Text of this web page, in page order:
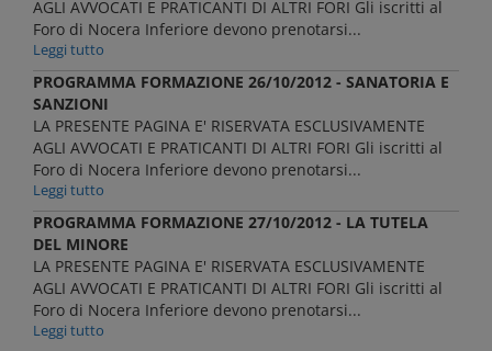
AGLI AVVOCATI E PRATICANTI DI ALTRI FORI Gli iscritti al
Foro di Nocera Inferiore devono prenotarsi...
Leggi tutto
PROGRAMMA FORMAZIONE 26/10/2012 - SANATORIA E
SANZIONI
LA PRESENTE PAGINA E' RISERVATA ESCLUSIVAMENTE
AGLI AVVOCATI E PRATICANTI DI ALTRI FORI Gli iscritti al
Foro di Nocera Inferiore devono prenotarsi...
Leggi tutto
PROGRAMMA FORMAZIONE 27/10/2012 - LA TUTELA
DEL MINORE
LA PRESENTE PAGINA E' RISERVATA ESCLUSIVAMENTE
AGLI AVVOCATI E PRATICANTI DI ALTRI FORI Gli iscritti al
Foro di Nocera Inferiore devono prenotarsi...
Leggi tutto